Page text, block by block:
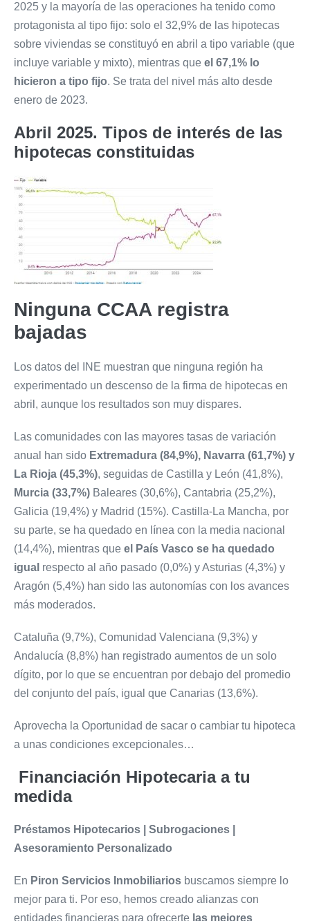
2025 y la mayoría de las operaciones ha tenido como
protagonista al tipo fijo: solo el 32,9% de las hipotecas
sobre viviendas se constituyó en abril a tipo variable (que
incluye variable y mixto), mientras que el 67,1% lo
hicieron a tipo fijo. Se trata del nivel más alto desde
enero de 2023.
Abril 2025. Tipos de interés de las
hipotecas constituidas
Ninguna CCAA registra
bajadas
Los datos del INE muestran que ninguna región ha
experimentado un descenso de la firma de hipotecas en
abril, aunque los resultados son muy dispares.
Las comunidades con las mayores tasas de variación
anual han sido Extremadura (84,9%), Navarra (61,7%) y
La Rioja (45,3%), seguidas de Castilla y León (41,8%),
Murcia (33,7%) Baleares (30,6%), Cantabria (25,2%),
Galicia (19,4%) y Madrid (15%). Castilla-La Mancha, por
su parte, se ha quedado en línea con la media nacional
(14,4%), mientras que el País Vasco se ha quedado
igual respecto al año pasado (0,0%) y Asturias (4,3%) y
Aragón (5,4%) han sido las autonomías con los avances
más moderados.
Cataluña (9,7%), Comunidad Valenciana (9,3%) y
Andalucía (8,8%) han registrado aumentos de un solo
dígito, por lo que se encuentran por debajo del promedio
del conjunto del país, igual que Canarias (13,6%).
Aprovecha la Oportunidad de sacar o cambiar tu hipoteca
a unas condiciones excepcionales…
Financiación Hipotecaria a tu
medida
Préstamos Hipotecarios | Subrogaciones |
Asesoramiento Personalizado
En Piron Servicios Inmobiliarios buscamos siempre lo
mejor para ti. Por eso, hemos creado alianzas con
entidades financieras para ofrecerte las mejores